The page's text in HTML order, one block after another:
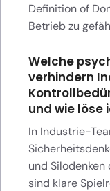
Definition of
Betrieb zu
Welche
verhindern
und wie löse
In Industrie-
und
sind klare